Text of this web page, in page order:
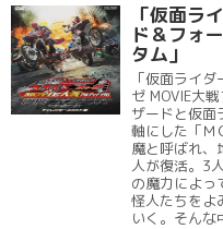
「仮面ラ
ド＆フォ
タム」
「仮面ライ
ゼ MOVIE大
ザードと仮面
軸にした「Ｍ
魔と呼ばれ、
人が復活。3
の魔力によっ
怪人たちをよ
いく。そんな